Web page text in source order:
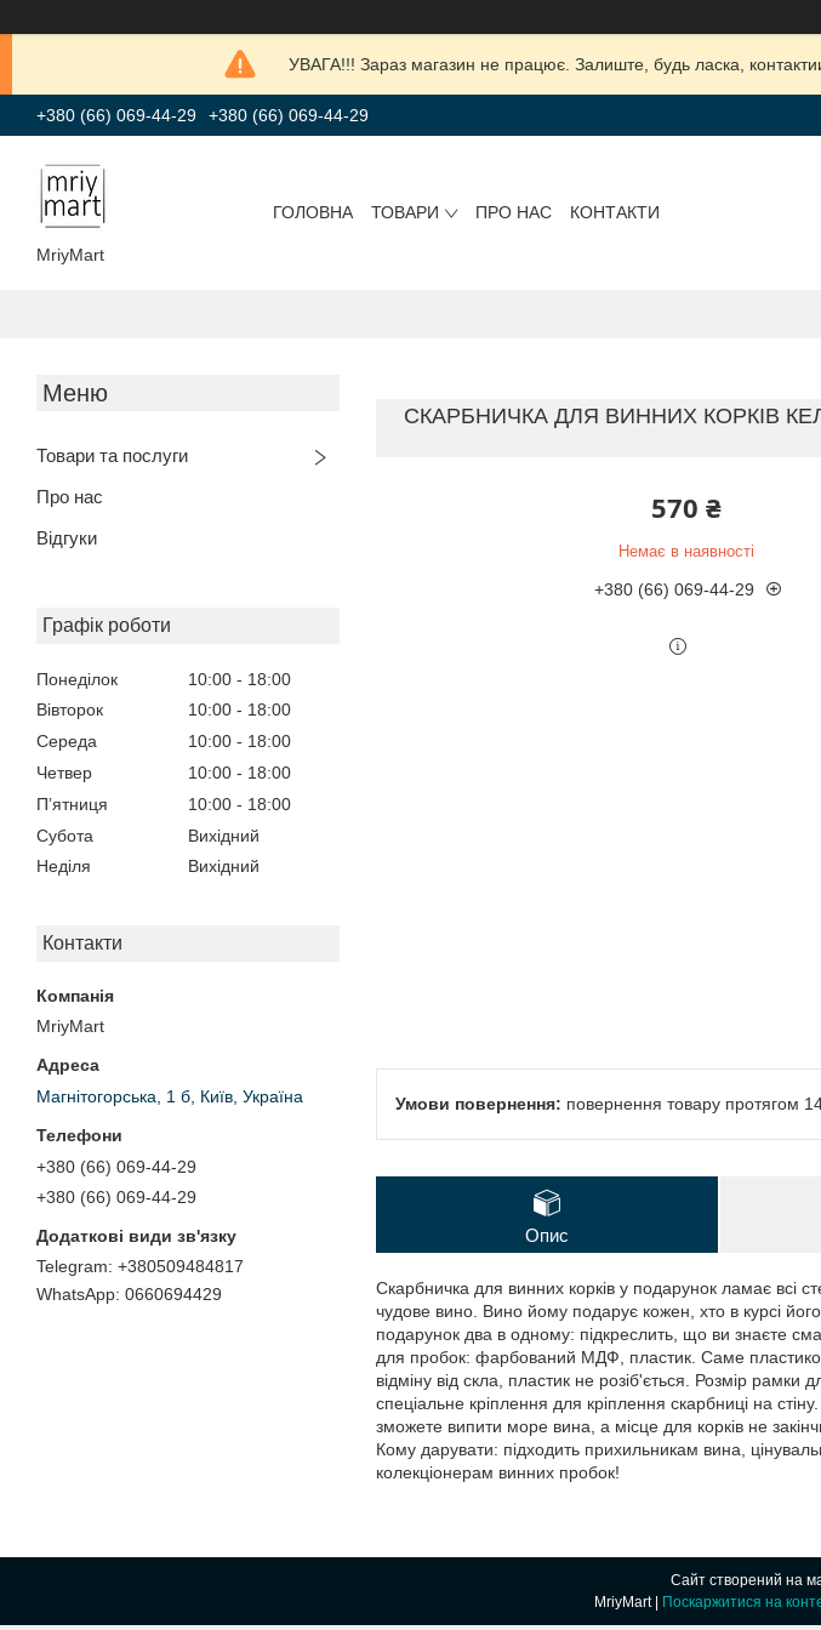
УВАГА!!! Зараз магазин не працює. Залиште, будь ласка,
+380 (66) 069-44-29 +380 (66) 069-44-29
MriyMart
ГОЛОВНА ТОВАРИ ПРО НАС КОНТАКТИ
Товари та послуги
Про нас
Відгуки
Графік роботи
Понеділок 10:00
18:00
Вівторок
10:00
18:00
Середа
10:00
18:00
Четвер
10:00
18:00
Пʼятниця
10:00
18:00
Субота
Вихідний
Неділя
Вихідний
Контакти
MriyMart
Магнітогорська, 1 б, Київ, Україна
+380 (66) 069-44-29
+380 (66) 069-44-29
+380509484817
0660694429
СКАРБНИЧКА ДЛЯ ВИННИХ КОРКІВ
570 ₴
Немає в наявності
+380 (66) 069-44-29
повернення товару протягом
Опис
Скарбничка для винних корків у подарунок ламає всі
чудове вино. Вино йому подарує кожен, хто в курсі
подарунок два в одному: підкреслить, що ви знаєте
для пробок: фарбований МДФ, пластик. Саме
відміну від скла, пластик не розіб'ється. Розмір
спеціальне кріплення для кріплення скарбниці на
зможете випити море вина, а місце для корків не
Кому дарувати: підходить прихильникам вина,
колекціонерам винних пробок!
Сайт створений на
MriyMart | Поскаржитися на